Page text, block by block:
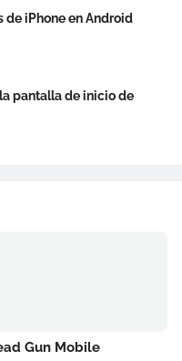
de iPhone en Android
pantalla de inicio de
Gun Mobile